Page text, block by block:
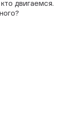
двигаемся.